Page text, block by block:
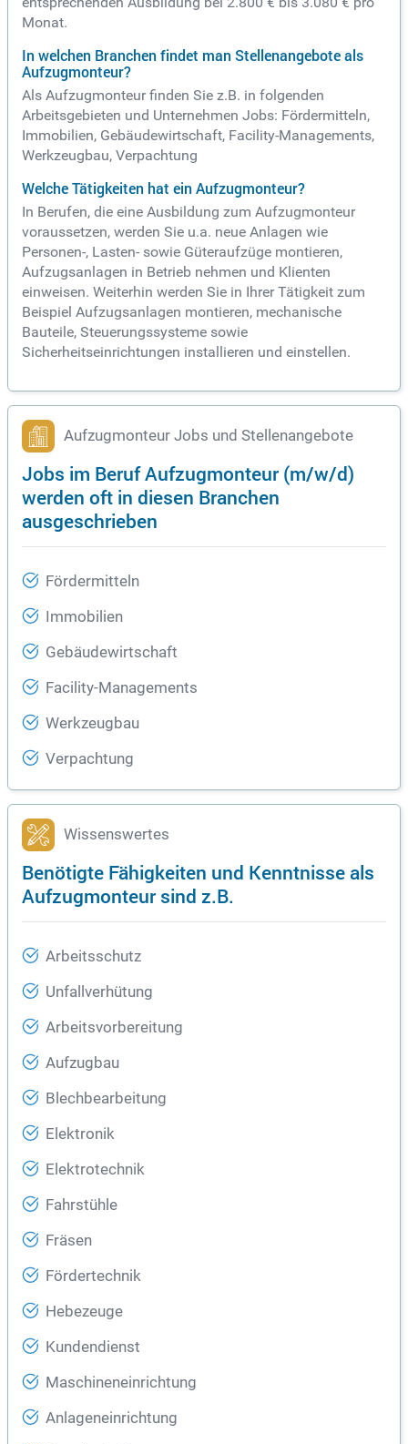
Monat.
In welchen Branchen findet man Stellenangebote als
Aufzugmonteur?
Als Aufzugmonteur finden Sie z.B. in folgenden
Arbeitsgebieten und Unternehmen Jobs: Fördermitteln,
Immobilien, Gebäudewirtschaft, Facility-Managements,
Werkzeugbau, Verpachtung
Welche Tätigkeiten hat ein Aufzugmonteur?
In Berufen, die eine Ausbildung zum Aufzugmonteur
voraussetzen, werden Sie u.a. neue Anlagen wie
Personen-, Lasten- sowie Güteraufzüge montieren,
Aufzugsanlagen in Betrieb nehmen und Klienten
einweisen. Weiterhin werden Sie in Ihrer Tätigkeit zum
Beispiel Aufzugsanlagen montieren, mechanische
Bauteile, Steuerungssysteme sowie
Sicherheitseinrichtungen installieren und einstellen.
Aufzugmonteur Jobs und Stellenangebote
Jobs im Beruf Aufzugmonteur (m/w/d)
werden oft in diesen Branchen
ausgeschrieben
Fördermitteln
Immobilien
Gebäudewirtschaft
Facility-Managements
Werkzeugbau
Verpachtung
Wissenswertes
Benötigte Fähigkeiten und Kenntnisse als
Aufzugmonteur sind z.B.
Arbeitsschutz
Unfallverhütung
Arbeitsvorbereitung
Aufzugbau
Blechbearbeitung
Elektronik
Elektrotechnik
Fahrstühle
Fräsen
Fördertechnik
Hebezeuge
Kundendienst
Maschineneinrichtung
Anlageneinrichtung